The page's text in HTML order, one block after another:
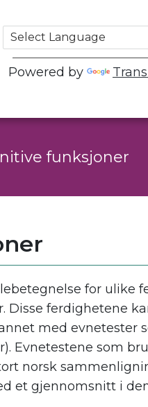
Powered by
funksjoner
for ulike
Disse ferdighetene
med evnetester
Evnetestene som
norsk
et gjennomsnitt i